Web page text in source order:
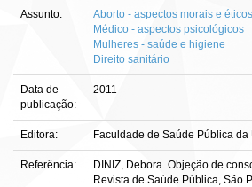
Assunto:
Aborto - aspectos morais e éticos
Médico - aspectos psicológicos
Mulheres - saúde e higiene
Direito sanitário
Data de
publicação:
2011
Editora: Faculdade de Saúde Pública
Referência:
DINIZ, Debora. Objeção de
Revista de Saúde Pública, São